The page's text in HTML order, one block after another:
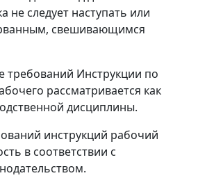
не следует наступать или
свешивающимся
требований Инструкции по
рассматривается как
дисциплины.
инструкций рабочий
в соответствии с